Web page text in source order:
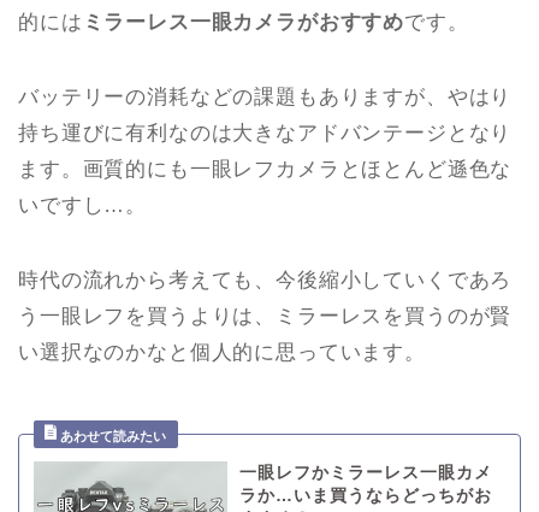
的には ミラーレス一眼カメラがおすすめです。
バッテリーの消耗などの課題もありますが、やはり
持ち運びに有利なのは大きなアドバンテージとなり
ます。画質的にも一眼レフカメラとほとんど遜色な
いですし…。
時代の流れから考えても、今後縮小していくであろ
う一眼レフを買うよりは、ミラーレスを買うのが賢
い選択なのかなと個人的に思っています。
一眼レフかミラーレス一眼カメ
ラか…いま買うならどっちがお